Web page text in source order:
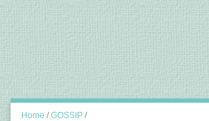
Home / GOSSIP /